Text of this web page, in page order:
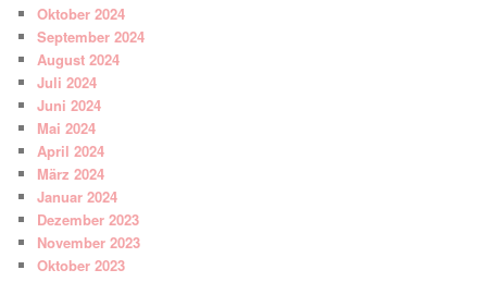
Oktober 2024
September 2024
August 2024
Juli 2024
Juni 2024
Mai 2024
April 2024
März 2024
Januar 2024
Dezember 2023
November 2023
Oktober 2023